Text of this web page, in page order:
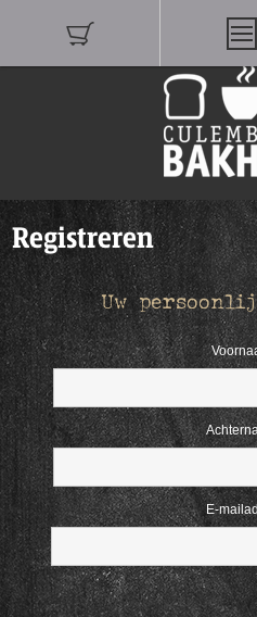
Registreren
Uw
E-